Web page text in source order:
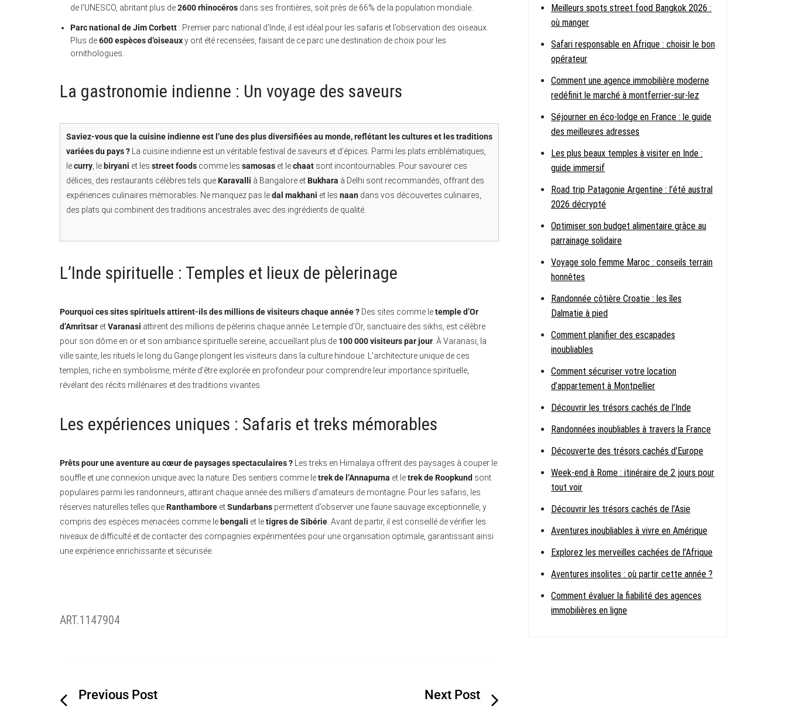
de l’UNESCO, abritant plus de2600 rhinocéros dans ses frontières, soit près de 66% de la population mondiale.
Parc national de Jim Corbett : Premier parc national d’Inde, il est idéal pour les safaris et l’observation des oiseaux.
Plus de600 espèces d’oiseauxy ont été recensées, faisant de ce parc une destination de choix pour les
ornithologues.
La gastronomie indienne : Un voyage des saveurs
Saviez-vous que la cuisine indienne est l’une des plus diversifiées au monde, reflétant les cultures et les traditions
variées du pays ? La cuisine indienne est un véritable festival de saveurs et d’épices. Parmi les plats emblématiques,
lecurry , le biryani et les street foods comme les samosas et lechaat sont incontournables. Pour savourer ces
délices, des restaurants célèbres tels queKaravalli à Bangalore etBukhara à Delhi sont recommandés, offrant des
expériences culinaires mémorables. Ne manquez pas ledal makhani et les naan dans vos découvertes culinaires,
des plats qui combinent des traditions ancestrales avec des ingrédients de qualité.
L’Inde spirituelle : Temples et lieux de pèlerinage
Pourquoi ces sites spirituels attirent-ils des millions de visiteurs chaque année ? Des sites comme letemple d’Or
d’Amritsar etVaranasi attirent des millions de pèlerins chaque année. Le temple d’Or, sanctuaire des sikhs, est célèbre
pour son dôme en or et son ambiance spirituelle sereine, accueillant plus de 100 000 visiteurs par jour . À Varanasi, la
ville sainte, les rituels le long du Gange plongent les visiteurs dans la culture hindoue. L’architecture unique de ces
temples, riche en symbolisme, mérite d’être explorée en profondeur pour comprendre leur importance spirituelle,
révélant des récits millénaires et des traditions vivantes.
Les expériences uniques : Safaris et treks mémorables
Prêts pour une aventure au cœur de paysages spectaculaires ? Les treks en Himalaya offrent des paysages à couper le
souffle et une connexion unique avec la nature. Des sentiers comme letrek de l’Annapurna et letrek de Roopkund sont
populaires parmi les randonneurs, attirant chaque année des milliers d’amateurs de montagne. Pour les safaris, les
réserves naturelles telles queRanthambore etSundarbans permettent d’observer une faune sauvage exceptionnelle, y
compris des espèces menacées comme le bengali et letigres de Sibérie . Avant de partir, il est conseillé de vérifier les
niveaux de difficulté et de contacter des compagnies expérimentées pour une organisation optimale, garantissant ainsi
une expérience enrichissante et sécurisée.
ART.1147904
Navigation
Meilleurs spots street food Bangkok 2026 :
où manger
Safari responsable en Afrique : choisir le bon
opérateur
Comment une agence immobilière moderne
redéfinit le marché à montferrier-sur-lez
Séjourner en éco-lodge en France : le guide
des meilleures adresses
Les plus beaux temples à visiter en Inde :
guide immersif
Road trip Patagonie Argentine : l’été austral
2026 décrypté
Optimiser son budget alimentaire grâce au
parrainage solidaire
Voyage solo femme Maroc : conseils terrain
honnêtes
Randonnée côtière Croatie : les îles
Dalmatie à pied
Comment planifier des escapades
inoubliables
Comment sécuriser votre location
d’appartement à Montpellier
Découvrir les trésors cachés de l’Inde
Randonnées inoubliables à travers la France
Découverte des trésors cachés d’Europe
Week-end à Rome : itinéraire de 2 jours pour
tout voir
Découvrir les trésors cachés de l’Asie
Aventures inoubliables à vivre en Amérique
Explorez les merveilles cachées de l’Afrique
Aventures insolites : où partir cette année ?
Comment évaluer la fiabilité des agences
immobilières en ligne